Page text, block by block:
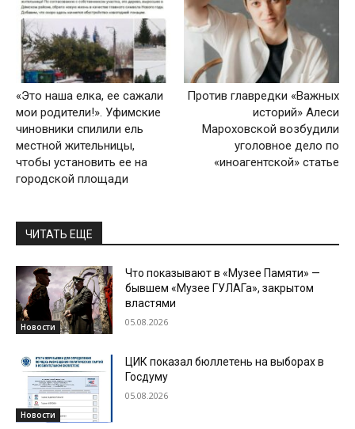
«Это наша елка, ее сажали
мои родители!». Уфимские
чиновники спилили ель
местной жительницы,
чтобы установить ее на
городской площади
Против главредки «Важных
историй» Алеси
Мароховской возбудили
уголовное дело по
«иноагентской» статье
ЧИТАТЬ ЕЩЕ
Новости
Что показывают в «Музее Памяти» —
бывшем «Музее ГУЛАГа», закрытом
властями
05.08.2026
Новости
ЦИК показал бюллетень на выборах в
Госдуму
05.08.2026